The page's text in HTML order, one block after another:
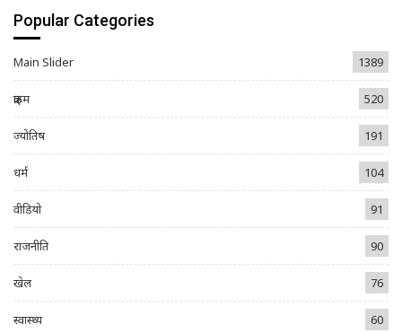
Popular Categories
Main Slider 1389
क्राइम 520
ज्योतिष 191
धर्म 104
वीडियो 91
राजनीति 90
खेल 76
स्वास्थ्य 60